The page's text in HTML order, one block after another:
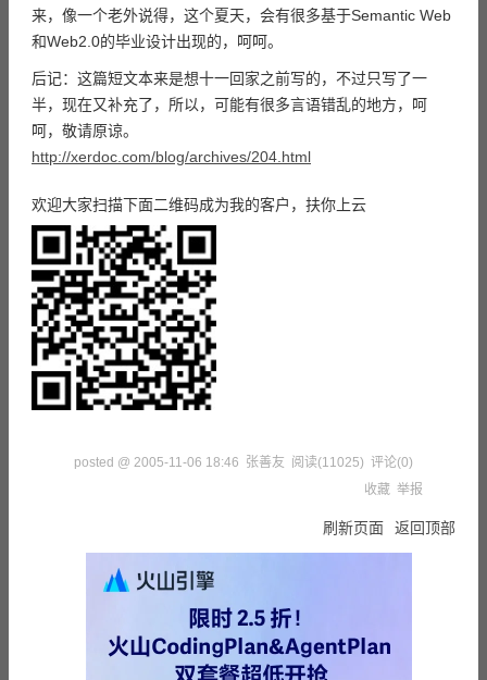
来，像一个老外说得，这个夏天，会有很多基于Semantic Web
和Web2.0的毕业设计出现的，呵呵。
后记：这篇短文本来是想十一回家之前写的，不过只写了一
半，现在又补充了，所以，可能有很多言语错乱的地方，呵
呵，敬请原谅。
http://xerdoc.com/blog/archives/204.html
欢迎大家扫描下面二维码成为我的客户，扶你上云
posted @ 2005-11-06 18:46 张善友 阅读(11025) 评论(0)
收藏 举报
刷新页面 返回顶部